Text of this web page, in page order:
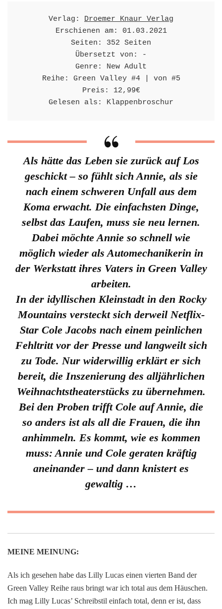
Verlag: Droemer Knaur Verlag
Erschienen am: 01.03.2021
Seiten: 352 Seiten
Übersetzt von: -
Genre: New Adult
Reihe: Green Valley #4 | von #5
Preis: 12,99€
Gelesen als: Klappenbroschur
Als hätte das Leben sie zurück auf Los
geschickt – so fühlt sich Annie, als sie
nach einem schweren Unfall aus dem
Koma erwacht. Die einfachsten Dinge,
selbst das Laufen, muss sie neu lernen.
Dabei möchte Annie so schnell wie
möglich wieder als Automechanikerin in
der Werkstatt ihres Vaters in Green Valley
arbeiten.
In der idyllischen Kleinstadt in den Rocky
Mountains versteckt sich derweil Netflix-
Star Cole Jacobs nach einem peinlichen
Fehltritt vor der Presse und langweilt sich
zu Tode. Nur widerwillig erklärt er sich
bereit, die Inszenierung des alljährlichen
Weihnachtstheaterstücks zu übernehmen.
Bei den Proben trifft Cole auf Annie, die
so anders ist als all die Frauen, die ihn
anhimmeln. Es kommt, wie es kommen
muss: Annie und Cole geraten kräftig
aneinander – und dann knistert es
gewaltig …
MEINE MEINUNG:
Als ich gesehen habe das Lilly Lucas einen vierten Band der
Green Valley Reihe raus bringt war ich total aus dem Häuschen.
Ich mag Lilly Lucas’ Schreibstil einfach total, denn er ist, dass